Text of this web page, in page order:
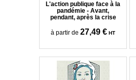
L'action publique face à la
pandémie - Avant,
pendant, après la crise
à partir de 27,49 € HT